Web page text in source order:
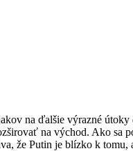
na ďalšie výrazné
na východ. Ako sa
že Putin je blízko k